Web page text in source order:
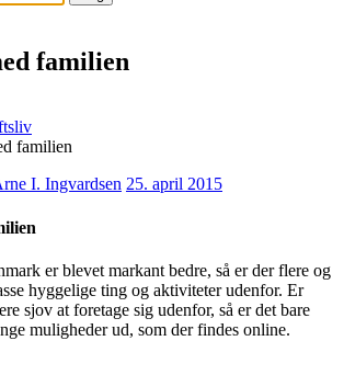
familien
familien
I. Ingvardsen 25. april 2015
er blevet markant bedre, så er der flere og
hyggelige ting og aktiviteter udenfor. Er
sjov at foretage sig udenfor, så er det bare
muligheder ud, som der findes online.